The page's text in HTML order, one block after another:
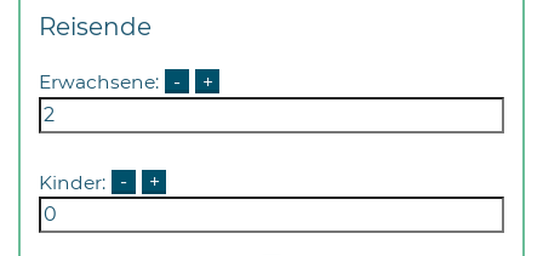
außerhalb
Öffnungszeiten
nach
Vereinbarung.
Reisende
Erwachsene: - +
Kinder: - +